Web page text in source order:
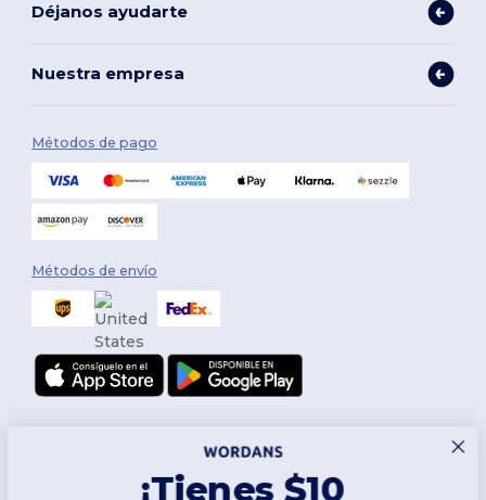
Déjanos ayudarte
Nuestra empresa
Métodos de pago
Métodos de envío
¡Tienes $10